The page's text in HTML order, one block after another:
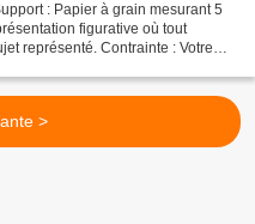
: Papier à grain mesurant 5
figurative où tout
représenté. Contrainte : Votre
>